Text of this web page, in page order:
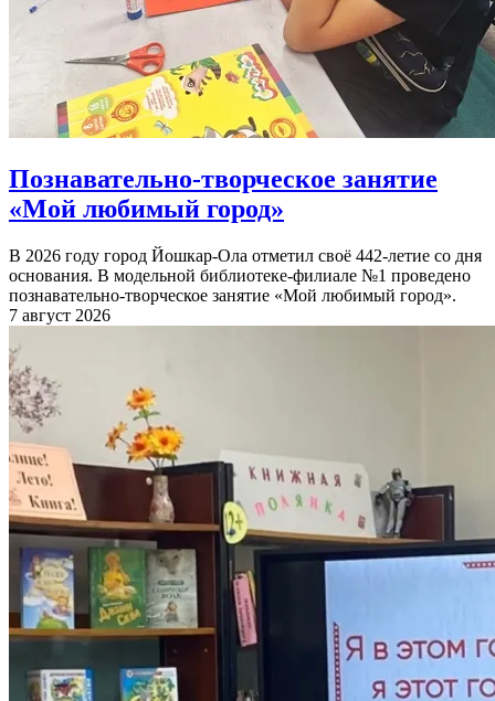
Познавательно-творческое занятие
«Мой любимый город»
В 2026 году город Йошкар-Ола отметил своё 442-летие со дня
основания. В модельной библиотеке-филиале №1 проведено
познавательно-творческое занятие «Мой любимый город».
7 август 2026